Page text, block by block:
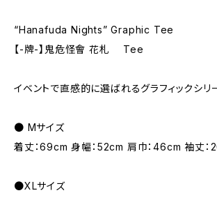
“Hanafuda Nights” Graphic Tee
【-牌-】鬼危怪會 花札 Tee
イベントで直感的に選ばれるグラフィックシリ
● Mサイズ
着丈：69cm 身幅：52cm 肩巾：46cm 袖丈：
●XLサイズ